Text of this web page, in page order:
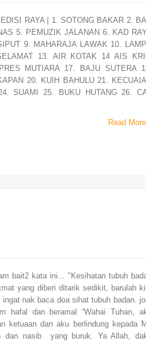
RAYA | 1. SOTONG BAKAR 2.
5. PEMUZIK JALANAN 6. KAD
9. MAHARAJA LAWAK 10.
13. AIR KOTAK 14 AIS
MUTIARA 17. BAJU SUTERA
20. KUIH BAHULU 21.
SUAMI 25. BUKU HUTANG 26.
Read More
bait2 kata ini... "Kesihatan tubuh
yang diberi ditarik sedikit, barulah
nak baca doa sihat tubuh badan.
hafal dan beramal “Wahai Tuhan,
ketuaan dan aku berlindung kepada
dan nasib yang buruk. Ya Allah,